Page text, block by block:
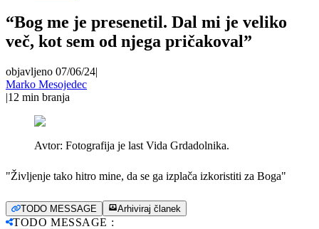
“Bog me je presenetil. Dal mi je veliko
več, kot sem od njega pričakoval”
objavljeno 07/06/24|
Marko Mesojedec
|12 min branja
Avtor: Fotografija je last Vida Grdadolnika.
"Življenje tako hitro mine, da se ga izplača izkoristiti za Boga"
TODO MESSAGE Arhiviraj članek
TODO MESSAGE :